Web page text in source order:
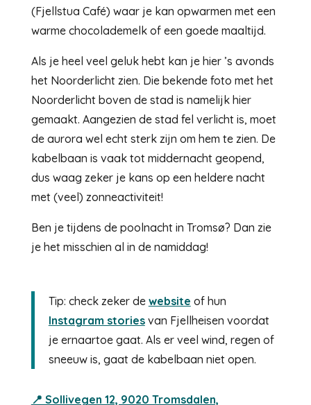
(Fjellstua Café) waar je kan opwarmen met een
warme chocolademelk of een goede maaltijd.
Als je heel veel geluk hebt kan je hier ’s avonds
het Noorderlicht zien. Die bekende foto met het
Noorderlicht boven de stad is namelijk hier
gemaakt. Aangezien de stad fel verlicht is, moet
de aurora wel echt sterk zijn om hem te zien. De
kabelbaan is vaak tot middernacht geopend,
dus waag zeker je kans op een heldere nacht
met (veel) zonneactiviteit!
Ben je tijdens de poolnacht in Tromsø? Dan zie
je het misschien al in de namiddag!
Tip: check zeker de website of hun
Instagram storiesvan Fjellheisen voordat
je ernaartoe gaat. Als er veel wind, regen of
sneeuw is, gaat de kabelbaan niet open.
📍 Sollivegen 12, 9020 Tromsdalen,